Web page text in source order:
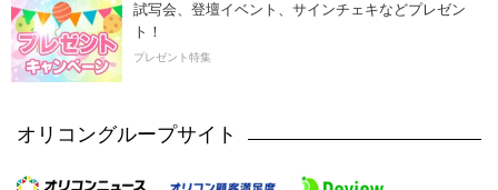
試写会、登壇イベント、サインチェキなどプレゼン
ト！
プレゼント特集
オリコングループサイト